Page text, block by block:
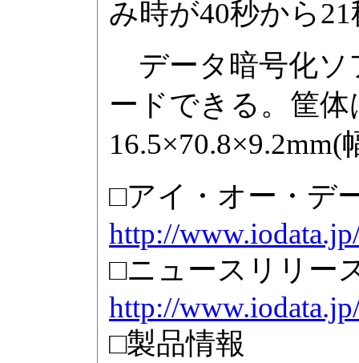
み時が40秒から
データ暗号化ソ
ードできる。筐
□アイ・オー・デ
http://
□ニュースリリー
http://
□製品情報